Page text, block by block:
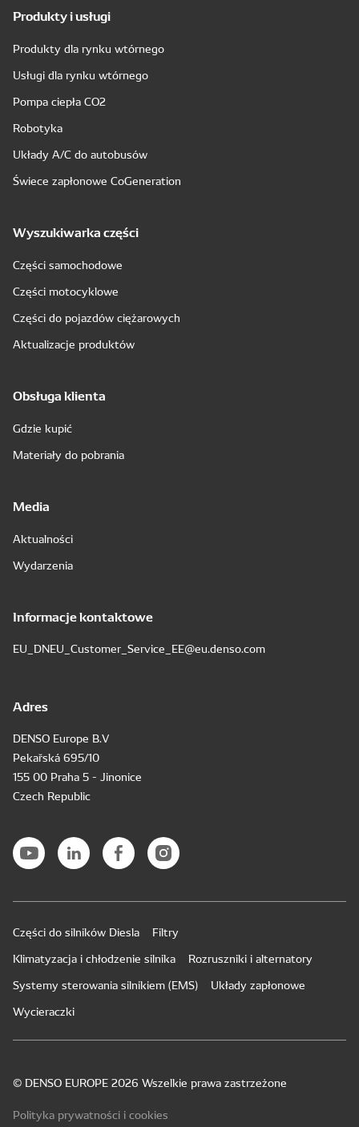
Produkty i usługi
Produkty dla rynku wtórnego
Usługi dla rynku wtórnego
Pompa ciepła CO2
Robotyka
Układy A/C do autobusów
Świece zapłonowe CoGeneration
Wyszukiwarka części
Części samochodowe
Części motocyklowe
Części do pojazdów ciężarowych
Aktualizacje produktów
Obsługa klienta
Gdzie kupić
Materiały do pobrania
Media
Aktualności
Wydarzenia
Informacje kontaktowe
EU_DNEU_Customer_Service_EE@eu.denso.com
Adres
DENSO Europe B.V
Pekařská 695/10
155 00 Praha 5 - Jinonice
Czech Republic
Części do silników Diesla
Filtry
Klimatyzacja i chłodzenie silnika
Rozruszniki i alternatory
Systemy sterowania silnikiem (EMS)
Układy zapłonowe
Wycieraczki
© DENSO EUROPE 2026 Wszelkie prawa zastrzeżone
Polityka prywatności i cookies